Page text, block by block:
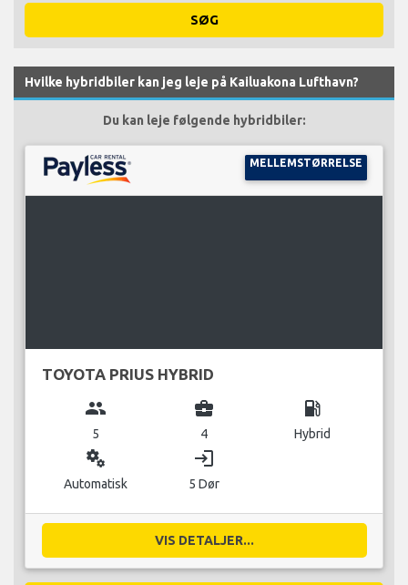
SØG
Hvilke hybridbiler kan jeg leje på Kailuakona Lufthavn?
Du kan leje følgende hybridbiler:
MELLEMSTØRRELSE
TOYOTA PRIUS HYBRID
group
5
business_center
4
local_gas_station
Hybrid
miscellaneous_services
Automatisk
login
5 Dør
VIS DETALJER...